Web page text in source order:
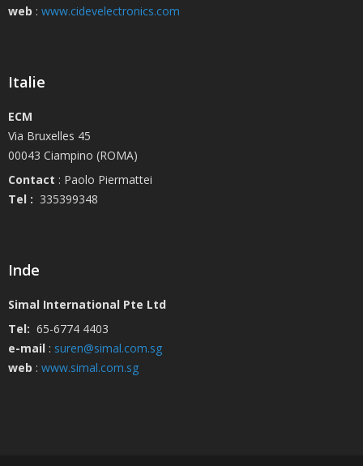
web : www.cidevelectronics.com
Italie
ECM
Via Bruxelles 45
00043 Ciampino (ROMA)
Contact : Paolo Piermattei
Tel : 335399348
Inde
Simal International Pte Ltd
Tel: 65-6774 4403
e-mail : suren@simal.com.sg
web : www.simal.com.sg